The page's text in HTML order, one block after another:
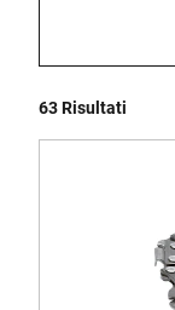
63 Risultati